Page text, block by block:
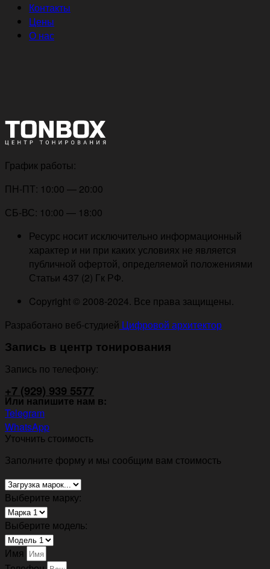
Контакты
Цены
О нас
График работы:
ПН-ПТ: 10:00 — 20:00
СБ-ВС: 10:00 — 18:00
Ресурс носит исключительно информационный
характер и ни при каких условиях не является
публичной офертой, определяемой положениями
Статьи 437 (2) Гк РФ.
Copyright © 2008-2024. Все права защищены.
Разработано веб-студией Цифровой архитектор
Запись в центр тонирования
Запись по телефону:
+7 (929) 939 5577
Или напишите нам в:
Telegram
WhatsApp
Уточнить стоимость
Заполните форму и мы сообщим вам стоимость
Выберите марку:
Выберите модель:
Имя